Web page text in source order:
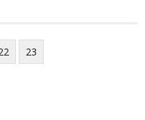
23